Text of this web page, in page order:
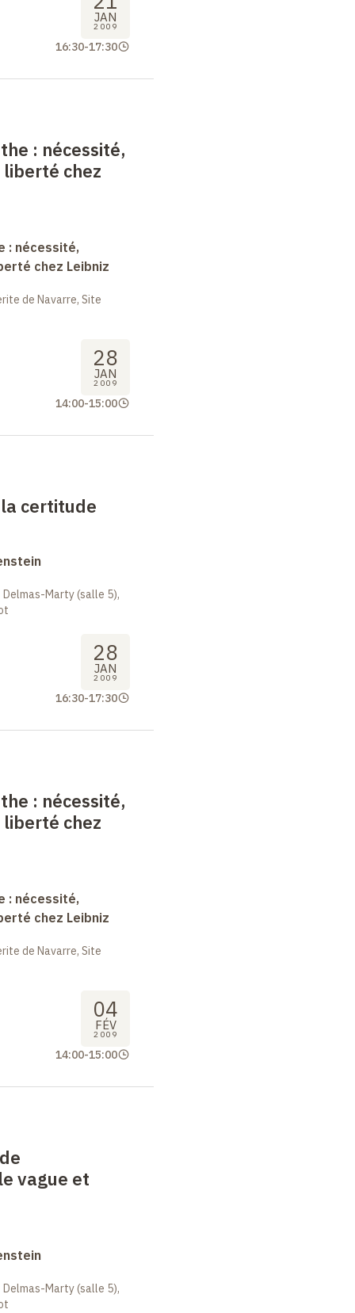
JAN
2009
16:30-17:30
: nécessité,
chez
: nécessité,
chez Leibniz
de Navarre, Site
28
JAN
2009
14:00-15:00
certitude
Marty (salle 5),
28
JAN
2009
16:30-17:30
: nécessité,
chez
: nécessité,
chez Leibniz
de Navarre, Site
04
FÉV
2009
14:00-15:00
vague et
Marty (salle 5),